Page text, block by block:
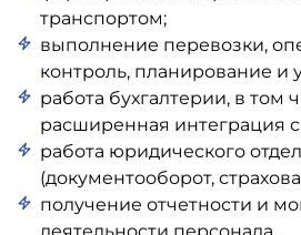
транспортом;
выполнение перевозки,
контроль, планирование и
работа бухгалтерии, в том
расширенная интеграция с
работа юридического
(документооборот,
получение отчетности и